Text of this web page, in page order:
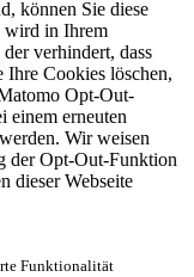
können Sie diese
wird in Ihrem
verhindert, dass
Ihre Cookies löschen,
Opt-Out-
einem erneuten
Wir weisen
der Opt-Out-Funktion
dieser Webseite
Funktionalität